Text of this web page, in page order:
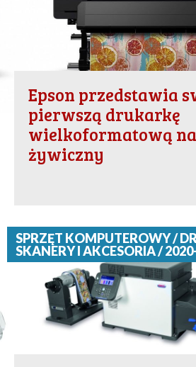
Epson przedstawia
pierwszą drukarkę
wielkoformatową
żywiczny
SPRZĘT KOMPUTEROWY /
SKANERY I AKCESORIA /